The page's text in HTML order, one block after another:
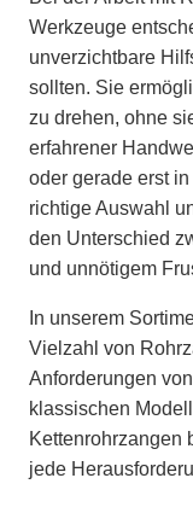
Werkzeuge
unverzichtbare
sollten. Sie
zu drehen, ohne
erfahrener
oder gerade erst
richtige Auswahl
den Unterschied
und unnötigem
In unserem
Vielzahl von
Anforderungen
klassischen
Kettenrohrzangen
jede